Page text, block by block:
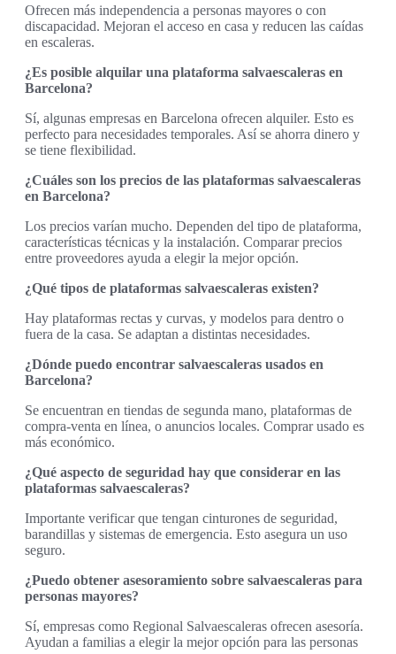
Ofrecen más independencia a personas mayores o con
discapacidad. Mejoran el acceso en casa y reducen las caídas
en escaleras.
¿Es posible alquilar una plataforma salvaescaleras en
Barcelona?
Sí, algunas empresas en Barcelona ofrecen alquiler. Esto es
perfecto para necesidades temporales. Así se ahorra dinero y
se tiene flexibilidad.
¿Cuáles son los precios de las plataformas salvaescaleras
en Barcelona?
Los precios varían mucho. Dependen del tipo de plataforma,
características técnicas y la instalación. Comparar precios
entre proveedores ayuda a elegir la mejor opción.
¿Qué tipos de plataformas salvaescaleras existen?
Hay plataformas rectas y curvas, y modelos para dentro o
fuera de la casa. Se adaptan a distintas necesidades.
¿Dónde puedo encontrar salvaescaleras usados en
Barcelona?
Se encuentran en tiendas de segunda mano, plataformas de
compra-venta en línea, o anuncios locales. Comprar usado es
más económico.
¿Qué aspecto de seguridad hay que considerar en las
plataformas salvaescaleras?
Importante verificar que tengan cinturones de seguridad,
barandillas y sistemas de emergencia. Esto asegura un uso
seguro.
¿Puedo obtener asesoramiento sobre salvaescaleras para
personas mayores?
Sí, empresas como Regional Salvaescaleras ofrecen asesoría.
Ayudan a familias a elegir la mejor opción para las personas